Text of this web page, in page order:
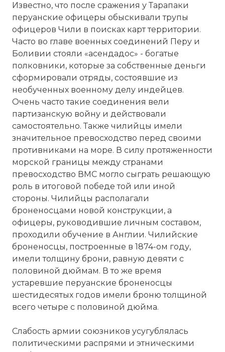
Известно, что после сражения у Тарапаки
перуанские офицеры обыскивали трупы
офицеров Чили в поисках карт территории.
Часто во главе военных соединений Перу и
Боливии стояли «асендадос» - богатые
полковники, которые за собственные деньги
сформировали отряды, состоявшие из
необученных военному делу индейцев.
Очень часто такие соединения вели
партизанскую войну и действовали
самостоятельно. Также чилийцы имели
значительное превосходство перед своими
противниками на море. В силу протяженности
морской границы между странами
превосходство ВМС могло сыграть решающую
роль в итоговой победе той или иной
стороны. Чилийцы располагали
броненосцами новой конструкции, а
офицеры, руководившие личным составом,
проходили обучение в Англии. Чилийские
броненосцы, построенные в 1874-ом году,
имели толщину брони, равную девяти с
половиной дюймам. В то же время
устаревшие перуанские броненосцы
шестидесятых годов имели броню толщиной
всего четыре с половиной дюйма.
Слабость армии союзников усугублялась
политическими распрями и этническими